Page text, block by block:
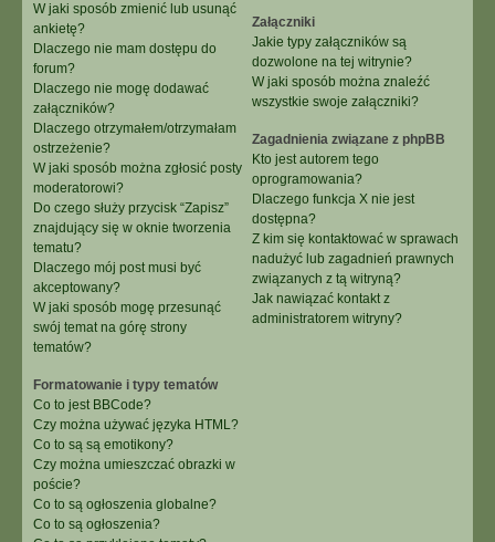
W jaki sposób zmienić lub usunąć
ankietę?
Dlaczego nie mam dostępu do
forum?
Dlaczego nie mogę dodawać
załączników?
Dlaczego otrzymałem/otrzymałam
ostrzeżenie?
W jaki sposób można zgłosić posty
moderatorowi?
Do czego służy przycisk “Zapisz”
znajdujący się w oknie tworzenia
tematu?
Dlaczego mój post musi być
akceptowany?
W jaki sposób mogę przesunąć
swój temat na górę strony
tematów?
Formatowanie i typy tematów
Co to jest BBCode?
Czy można używać języka HTML?
Co to są są emotikony?
Czy można umieszczać obrazki w
poście?
Co to są ogłoszenia globalne?
Co to są ogłoszenia?
Załączniki
Jakie typy załączników są
dozwolone na tej witrynie?
W jaki sposób można znaleźć
wszystkie swoje załączniki?
Zagadnienia związane z phpBB
Kto jest autorem tego
oprogramowania?
Dlaczego funkcja X nie jest
dostępna?
Z kim się kontaktować w sprawach
nadużyć lub zagadnień prawnych
związanych z tą witryną?
Jak nawiązać kontakt z
administratorem witryny?